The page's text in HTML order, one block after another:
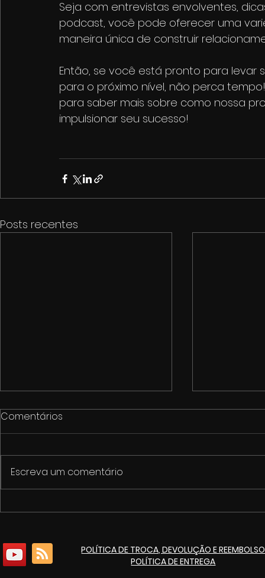
Seja com entrevistas envolventes,
podcast, você pode oferecer uma
maneira única de construir
Então, se você está pronto para levar
para o próximo nível, não perca
para saber mais sobre como nossa
impulsionar seu sucesso!
Posts recentes
1º Fórum de Cultura e
Itaúna
de 125
Comentários
Escreva um comentário
POLÍTICA DE TROCA, DEVOLUÇÃO E REEMBOLSO
POLÍTICA DE ENTREGA